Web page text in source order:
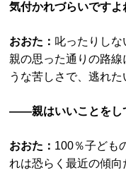
気付かれづらいですよ
おおた： 叱ったりしな
親の思った通りの路
うな苦しさで、逃れた
――親はいいことをし
おおた： 100％子ども
れは恐らく最近の傾